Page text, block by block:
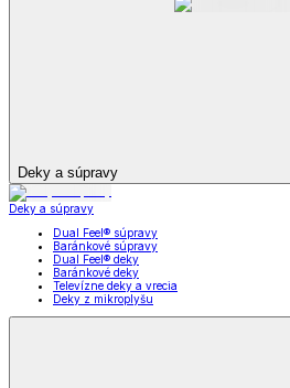
Deky a súpravy
Deky a súpravy
Dual Feel® súpravy
Baránkové súpravy
Dual Feel® deky
Baránkové deky
Televízne deky a vrecia
Deky z mikroplyšu